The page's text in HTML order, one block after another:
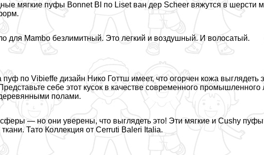
мягкие пуфы Bonnet BI по Liset ван дер Scheer вяжутся в шерсти
для Mambo безлимитный. Это легкий и воздушный. И волосатый.
по Vibieffe дизайн Нико Готтш имеет, что огорчен кожа выглядеть
себе этот кусок в качестве современного
полами.
— но они уверены, что выглядеть это! Эти мягкие и Cushy пуфы
Тато Коллекция от Cerruti Baleri Italia.